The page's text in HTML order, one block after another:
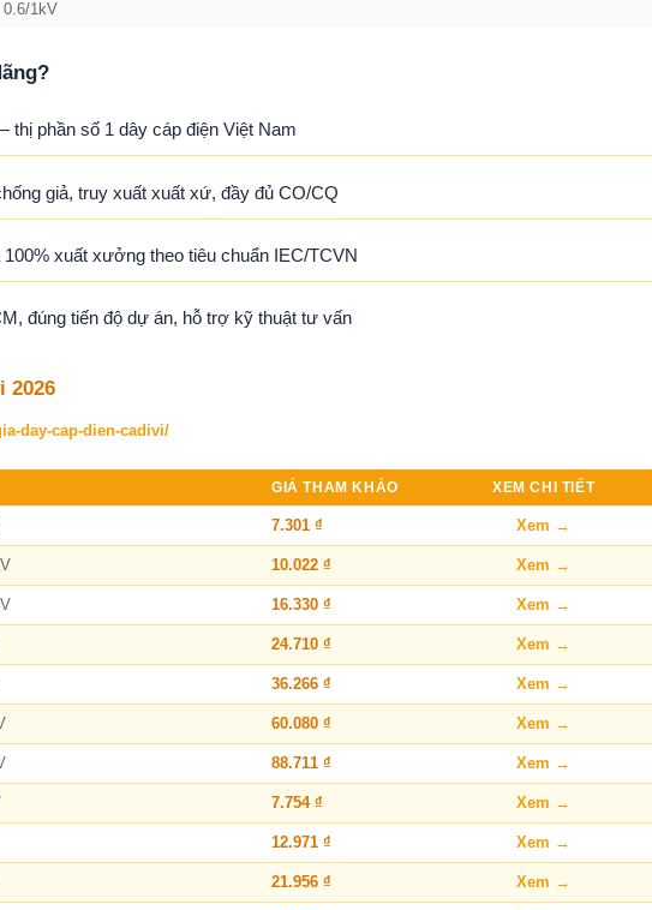
0.6/1kV
phần số 1 dây cáp điện Việt Nam
giả, truy xuất xuất xứ, đầy đủ CO/CQ
xuất xưởng theo tiêu chuẩn IEC/TCVN
đúng tiến độ dự án, hỗ trợ kỹ thuật tư vấn
2026
day-cap-dien-cadivi/
GIÁ THAM KHẢO XEM CHI TIẾT
7.301 ₫ Xem →
10.022 ₫ Xem →
16.330 ₫ Xem →
24.710 ₫ Xem →
36.266 ₫ Xem →
60.080 ₫ Xem →
88.711 ₫ Xem →
7.754 ₫ Xem →
12.971 ₫ Xem →
21.956 ₫ Xem →